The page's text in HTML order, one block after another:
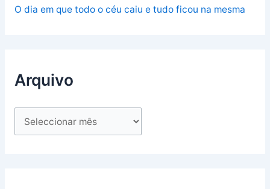
O dia em que todo o céu caiu e tudo ficou na mesma
Arquivo